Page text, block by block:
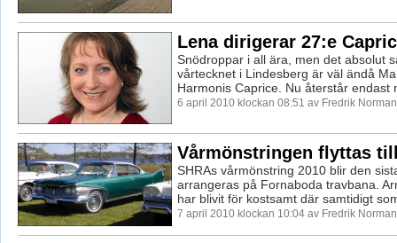
Lena dirigerar 27:e
Snödroppar i all ära, men det absolut
vårtecknet i Lindesberg är väl ändå
Harmonis Caprice. Nu återstår endast
6 april 2010 klockan 08:51 av Fredrik Norman
Vårmönstringen flyttas
SHRAs vårmönstring 2010 blir den
arrangeras på Fornaboda travbana.
har blivit för kostsamt där samtidigt
7 april 2010 klockan 10:04 av Fredrik Norman